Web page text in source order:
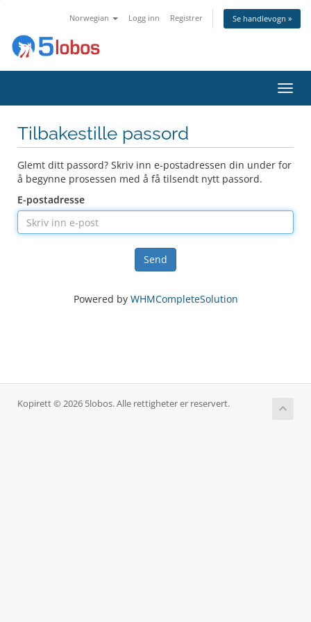
Norwegian Logg inn Registrer Se handlevogn »
Bytt
Tilbakestille passord
Glemt ditt passord? Skriv inn e-postadressen din under for
å begynne prosessen med å få tilsendt nytt passord.
E-postadresse
Send
Powered by WHMCompleteSolution
Kopirett © 2026 5lobos. Alle rettigheter er reservert.